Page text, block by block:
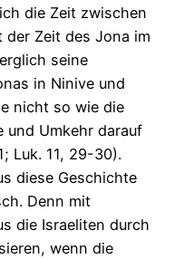
die Zeit zwischen
der Zeit des Jona im
seine
in Ninive und
nicht so wie die
und Umkehr darauf
Luk. 11, 29-30).
diese Geschichte
Denn mit
die Israeliten durch
wenn die